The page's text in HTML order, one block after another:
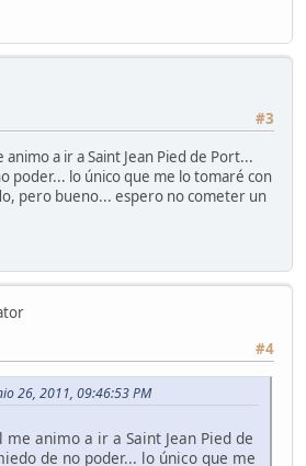
#3
a ir a Saint Jean Pied de Port...
poder... lo único que me lo tomaré con
pero bueno... espero no cometer un
#4
26, 2011, 09:46:53 PM
animo a ir a Saint Jean Pied de
de no poder... lo único que me